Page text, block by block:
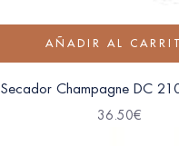
AÑADIR AL
Secador Champagne DC
36.50€